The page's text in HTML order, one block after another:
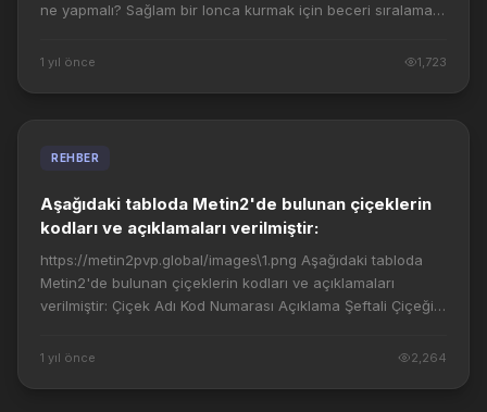
ne yapmalı? Sağlam bir lonca kurmak için beceri sıralaması
1 yıl önce 1,723
REHBER
Aşağıdaki tabloda Metin2'de bulunan çiçeklerin
kodları ve açıklamaları verilmiştir:
https://metin2pvp.global/images\1.png Aşağıdaki tabloda
Metin2'de bulunan çiçeklerin kodları ve açıklamaları
verilmiştir: Çiçek Adı Kod Numarası Açıklama Şeftali Çiçeği
1 yıl önce 2,264